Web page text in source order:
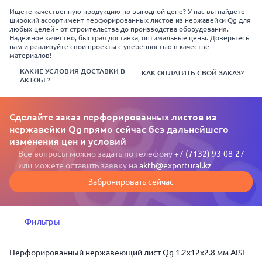
Ищете качественную продукцию по выгодной цене? У нас вы найдете
широкий ассортимент перфорированных листов из нержавейки Qg для
любых целей - от строительства до производства оборудования.
Надежное качество, быстрая доставка, оптимальные цены. Доверьтесь
нам и реализуйте свои проекты с уверенностью в качестве
материалов!
КАКИЕ УСЛОВИЯ ДОСТАВКИ В
АКТОБЕ?
КАК ОПЛАТИТЬ СВОЙ ЗАКАЗ?
Сделайте заказ перфорированных листов из
нержавейки Qg прямо сейчас без дальнейшего
изменения цен и условий
Все вопросы можно задать по телефону+7 (7132) 93-08-27
или можете оставить заявку наaktb@exportural.kz
Забронировать сейчас
Фильтры
Перфорированный нержавеющий лист Qg 1.2x12x2.8 мм AISI